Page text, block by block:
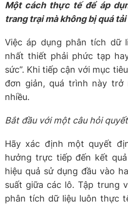
Một cách thực tế để áp
trang trại mà không bị quá tải
Việc áp dụng phân tích dữ
nhất thiết phải phức tạp
sức”. Khi tiếp cận với mục
đơn giản, quá trình này trở
nhiều.
Bắt đầu với một câu hỏi
Hãy xác định một quyết
hưởng trực tiếp đến kết
hiệu quả sử dụng đầu vào
suất giữa các lô. Tập trung
phân tích dữ liệu luôn thực